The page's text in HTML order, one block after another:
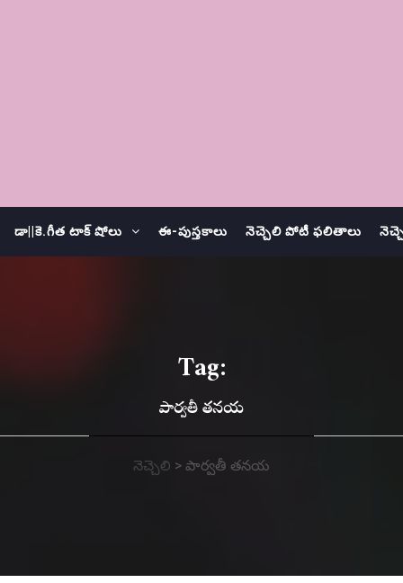
డా||కె.గీత టాక్ షోలు ఈ-పుస్తకాలు నెచ్చెలి పోటీ ఫలితాలు
Tag:
పార్వతీ తనయ
నెచ్చెలి > పార్వతీ తనయ